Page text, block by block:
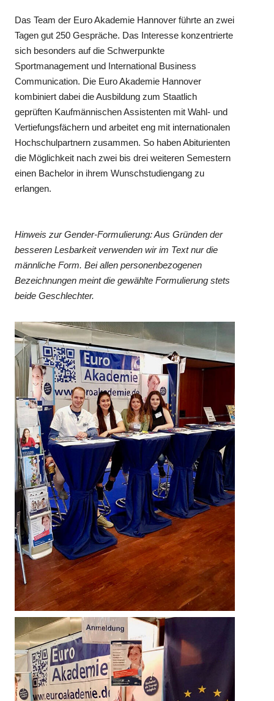
Das Team der Euro Akademie Hannover führte an zwei
Tagen gut 250 Gespräche. Das Interesse konzentrierte
sich besonders auf die Schwerpunkte
Sportmanagement und International Business
Communication. Die Euro Akademie Hannover
kombiniert dabei die Ausbildung zum Staatlich
geprüften Kaufmännischen Assistenten mit Wahl- und
Vertiefungsfächern und arbeitet eng mit internationalen
Hochschulpartnern zusammen. So haben Abiturienten
die Möglichkeit nach zwei bis drei weiteren Semestern
einen Bachelor in ihrem Wunschstudiengang zu
erlangen.
Hinweis zur Gender-Formulierung: Aus Gründen der
besseren Lesbarkeit verwenden wir im Text nur die
männliche Form. Bei allen personenbezogenen
Bezeichnungen meint die gewählte Formulierung stets
beide Geschlechter.